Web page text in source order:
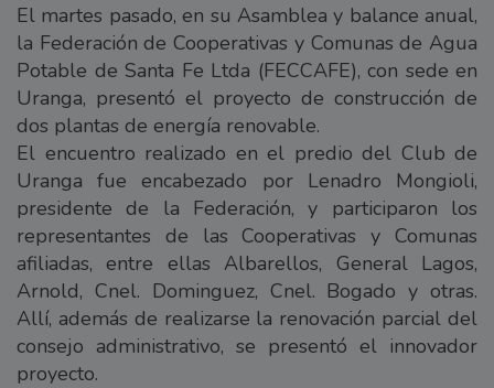
El martes pasado, en su Asamblea y balance anual,
la Federación de Cooperativas y Comunas de Agua
Potable de Santa Fe Ltda (FECCAFE), con sede en
Uranga, presentó el proyecto de construcción de
dos plantas de energía renovable.
El encuentro realizado en el predio del Club de
Uranga fue encabezado por Lenadro Mongioli,
presidente de la Federación, y participaron los
representantes de las Cooperativas y Comunas
afiliadas, entre ellas Albarellos, General Lagos,
Arnold, Cnel. Dominguez, Cnel. Bogado y otras.
Allí, además de realizarse la renovación parcial del
consejo administrativo, se presentó el innovador
proyecto.